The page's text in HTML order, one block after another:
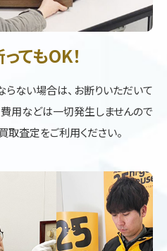
てもOK！
ない場合は、お断りいただいて
用などは一切発生しませんので
取査定をご利用ください。